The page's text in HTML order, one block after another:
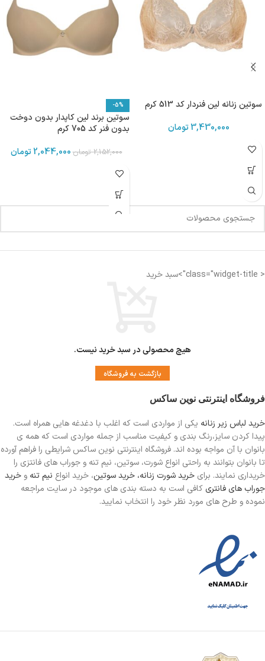
سوتین زنانه لین فنردار کد 513 کرم
3,430,000تومان
-5%
سوتین برند لین کاپدار بدون دوخت
بدون فنر کد 705 کرم
2,152,000 تومان2,044,000 تومان
< class="widget-title">سبد خرید
هیچ محصولی در سبد خرید نیست.
بازگشت به فروشگاه
فروشگاه اینترنتی نوین ساکس
خرید لباس زیر زنانه یکی از مواردی است که اغلب با دغدغه هایی همراه است.
پیدا کردن سایز،رنگ بندی و کیفیت مناسب از جمله مواردی است که همه ی
بانوان با آن مواجه بوده اند. فروشگاه اینترنتی نوین ساکس شرایطی را فراهم آورده
تا بانوان بتوانند به راحتی انواع شورت، سوتین، نیم تنه و جوراب های فانتزی را
خریداری نمایند. برای خرید شورت زنانه، خرید سوتین، خرید انواع نیم تنه و خرید
جوراب های فانتری کافی است به دسته بندی های موجود در سایت مراجعه
نموده و طرح های مورد نظر خود را انتخاب نمایید.